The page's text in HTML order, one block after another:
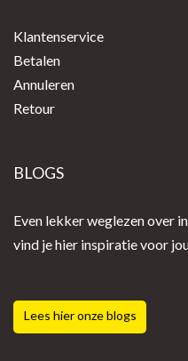
Klantenservice
Betalen
Annuleren
Retour
BLOGS
Even lekker weglezen over
vind je hier inspiratie voor
Lees hier onze blogs